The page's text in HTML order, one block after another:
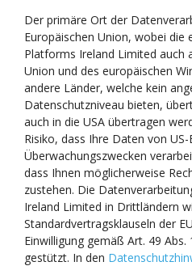
Der primäre Ort der
Europäischen Union, wobei
Platforms Ireland Limited auch
Union und des europäischen
andere Länder, welche kein
Datenschutzniveau bieten,
auch in die USA übertragen
Risiko, dass Ihre Daten von
Überwachungszwecken
dass Ihnen möglicherweise
zustehen. Die
Ireland Limited in Drittländern
Standardvertragsklauseln der
Einwilligung gemäß Art. 49 Abs.
gestützt. In den